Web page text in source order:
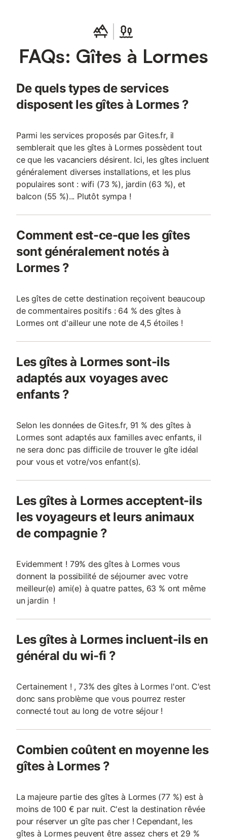
FAQs: Gîtes à Lormes
De quels types de services
disposent les gîtes à Lormes ?
Parmi les services proposés par Gites.fr, il
semblerait que les gîtes à Lormes possèdent tout
ce que les vacanciers désirent. Ici, les gîtes incluent
généralement diverses installations, et les plus
populaires sont : wifi (73 %), jardin (63 %), et
balcon (55 %)... Plutôt sympa !
Comment est-ce-que les gîtes
sont généralement notés à
Lormes ?
Les gîtes de cette destination reçoivent beaucoup
de commentaires positifs : 64 % des gîtes à
Lormes ont d'ailleur une note de 4,5 étoiles !
Les gîtes à Lormes sont-ils
adaptés aux voyages avec
enfants ?
Selon les données de Gites.fr, 91 % des gîtes à
Lormes sont adaptés aux familles avec enfants, il
ne sera donc pas difficile de trouver le gîte idéal
pour vous et votre/vos enfant(s).
Les gîtes à Lormes acceptent-ils
les voyageurs et leurs animaux
de compagnie ?
Evidemment ! 79% des gîtes à Lormes vous
donnent la possibilité de séjourner avec votre
meilleur(e) ami(e) à quatre pattes, 63 % ont même
un jardin !
Les gîtes à Lormes incluent-ils en
général du wi-fi ?
Certainement ! , 73% des gîtes à Lormes l'ont. C'est
donc sans problème que vous pourrez rester
connecté tout au long de votre séjour !
Combien coûtent en moyenne les
gîtes à Lormes ?
La majeure partie des gîtes à Lormes (77 %) est à
moins de 100 € par nuit. C'est la destination rêvée
pour réserver un gîte pas cher ! Cependant, les
gîtes à Lormes peuvent être assez chers et 29 %